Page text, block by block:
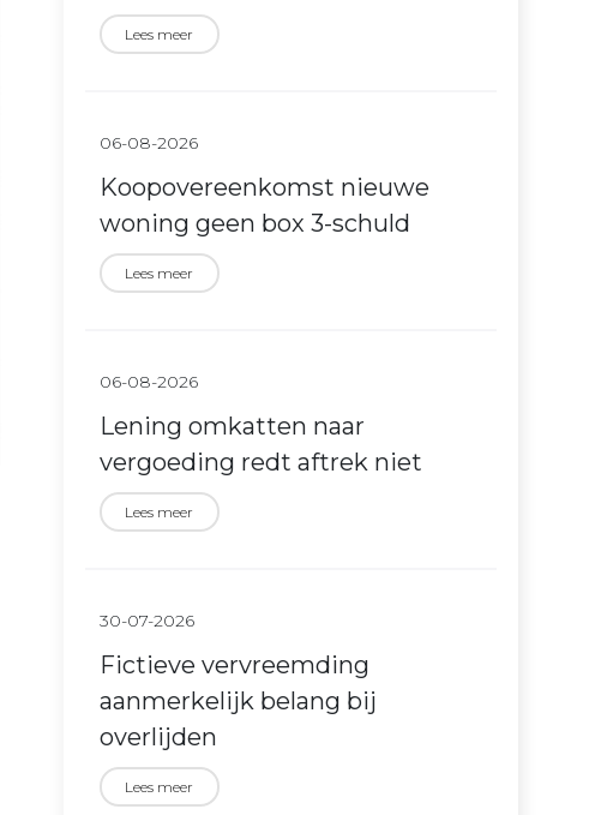
Lees meer
06-08-2026
Koopovereenkomst nieuwe
woning geen box 3-schuld
Lees meer
06-08-2026
Lening omkatten naar
vergoeding redt aftrek niet
Lees meer
30-07-2026
Fictieve vervreemding
aanmerkelijk belang bij
overlijden
Lees meer